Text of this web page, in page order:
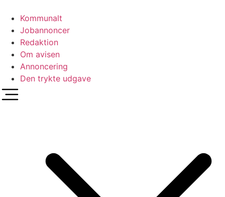
indhold
Kommunalt
Jobannoncer
Redaktion
Om avisen
Annoncering
Den trykte udgave